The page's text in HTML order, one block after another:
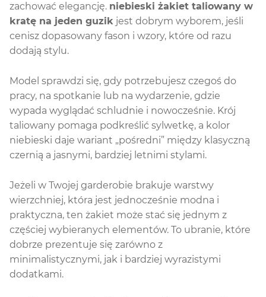
zachować elegancję. niebieski żakiet taliowany w
kratę na jeden guzik jest dobrym wyborem, jeśli
cenisz dopasowany fason i wzory, które od razu
dodają stylu.
Model sprawdzi się, gdy potrzebujesz czegoś do
pracy, na spotkanie lub na wydarzenie, gdzie
wypada wyglądać schludnie i nowocześnie. Krój
taliowany pomaga podkreślić sylwetkę, a kolor
niebieski daje wariant „pośredni” między klasyczną
czernią a jasnymi, bardziej letnimi stylami.
Jeżeli w Twojej garderobie brakuje warstwy
wierzchniej, która jest jednocześnie modna i
praktyczna, ten żakiet może stać się jednym z
częściej wybieranych elementów. To ubranie, które
dobrze prezentuje się zarówno z
minimalistycznymi, jak i bardziej wyrazistymi
dodatkami.